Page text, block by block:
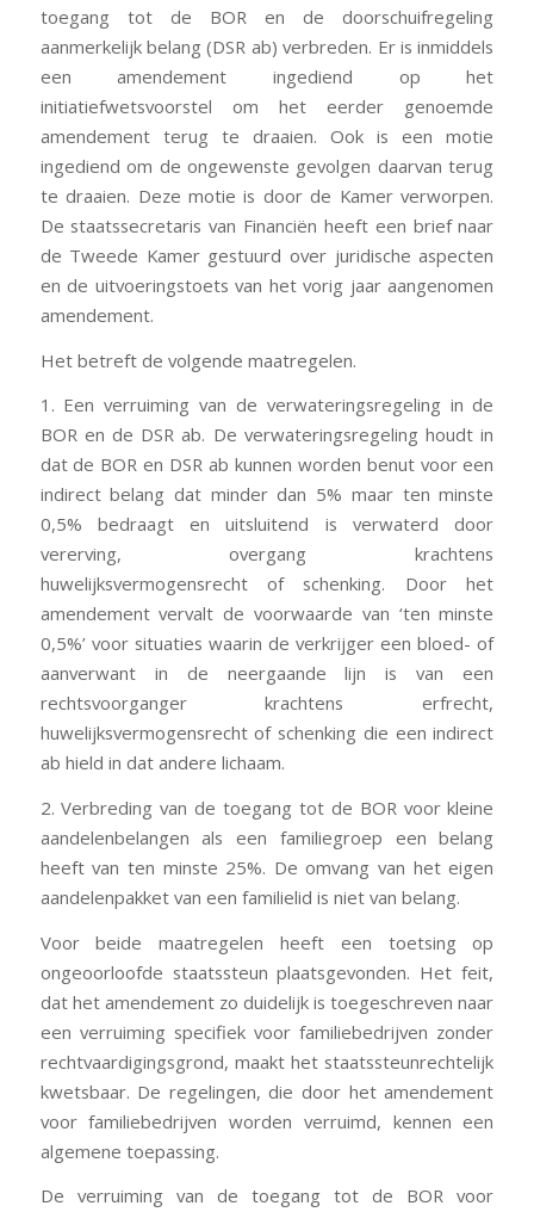
toegang tot de BOR en de doorschuifregeling
aanmerkelijk belang (DSR ab) verbreden. Er is inmiddels
een amendement ingediend op het
initiatiefwetsvoorstel om het eerder genoemde
amendement terug te draaien. Ook is een motie
ingediend om de ongewenste gevolgen daarvan terug
te draaien. Deze motie is door de Kamer verworpen.
De staatssecretaris van Financiën heeft een brief naar
de Tweede Kamer gestuurd over juridische aspecten
en de uitvoeringstoets van het vorig jaar aangenomen
amendement.
Het betreft de volgende maatregelen.
1. Een verruiming van de verwateringsregeling in de
BOR en de DSR ab. De verwateringsregeling houdt in
dat de BOR en DSR ab kunnen worden benut voor een
indirect belang dat minder dan 5% maar ten minste
0,5% bedraagt en uitsluitend is verwaterd door
vererving, overgang krachtens
huwelijksvermogensrecht of schenking. Door het
amendement vervalt de voorwaarde van ‘ten minste
0,5%’ voor situaties waarin de verkrijger een bloed- of
aanverwant in de neergaande lijn is van een
rechtsvoorganger krachtens erfrecht,
huwelijksvermogensrecht of schenking die een indirect
ab hield in dat andere lichaam.
2. Verbreding van de toegang tot de BOR voor kleine
aandelenbelangen als een familiegroep een belang
heeft van ten minste 25%. De omvang van het eigen
aandelenpakket van een familielid is niet van belang.
Voor beide maatregelen heeft een toetsing op
ongeoorloofde staatssteun plaatsgevonden. Het feit,
dat het amendement zo duidelijk is toegeschreven naar
een verruiming specifiek voor familiebedrijven zonder
rechtvaardigingsgrond, maakt het staatssteunrechtelijk
kwetsbaar. De regelingen, die door het amendement
voor familiebedrijven worden verruimd, kennen een
algemene toepassing.
De verruiming van de toegang tot de BOR voor